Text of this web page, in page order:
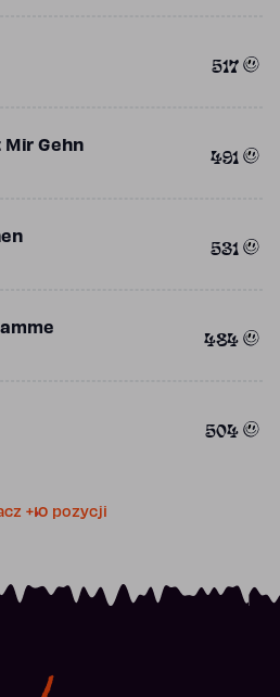
517
Gehn 491
531
484
504
+10 pozycji